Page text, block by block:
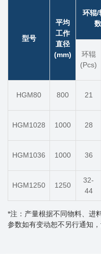
型号
平均
工作
直径
(mm)
环辊/
环辊
(Pcs)
HGM80 800 21
HGM1028 1000 28
HGM1036 1000 36
HGM1250 1250
32-
44
*注：产量根据不同物料、进
参数如有变动恕不另行通知